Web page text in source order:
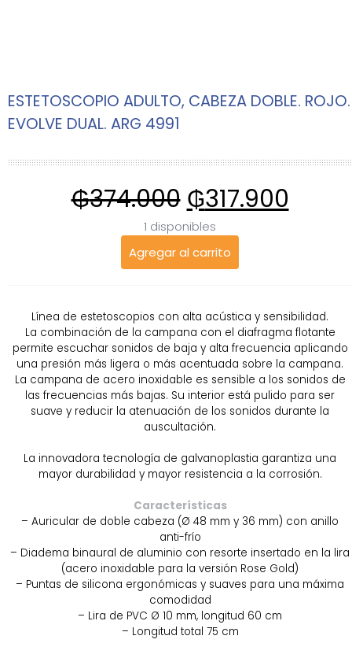
ESTETOSCOPIO ADULTO, CABEZA DOBLE. ROJO.
EVOLVE DUAL. ARG 4991
₲374.000 ₲317.900
1 disponibles
Agregar al carrito
Línea de estetoscopios con alta acústica y sensibilidad.
La combinación de la campana con el diafragma flotante
permite escuchar sonidos de baja y alta frecuencia aplicando
una presión más ligera o más acentuada sobre la campana.
La campana de acero inoxidable es sensible a los sonidos de
las frecuencias más bajas. Su interior está pulido para ser
suave y reducir la atenuación de los sonidos durante la
auscultación.
La innovadora tecnología de galvanoplastia garantiza una
mayor durabilidad y mayor resistencia a la corrosión.
Características
– Auricular de doble cabeza (Ø 48 mm y 36 mm) con anillo
anti-frío
– Diadema binaural de aluminio con resorte insertado en la lira
(acero inoxidable para la versión Rose Gold)
– Puntas de silicona ergonómicas y suaves para una máxima
comodidad
– Lira de PVC Ø 10 mm, longitud 60 cm
– Longitud total 75 cm